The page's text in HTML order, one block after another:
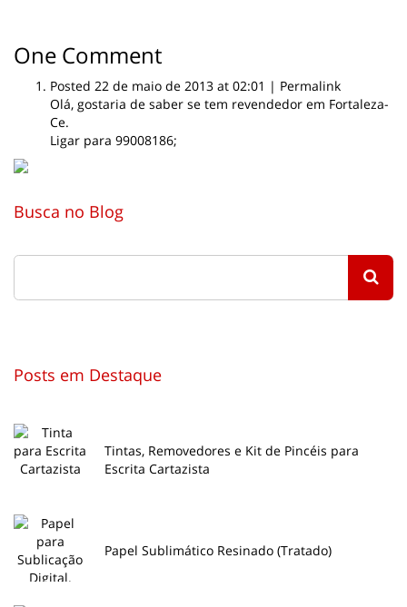
One Comment
Posted 22 de maio de 2013 at 02:01 | Permalink
Olá, gostaria de saber se tem revendedor em Fortaleza-
Ce.
Ligar para 99008186;
Busca no Blog
Posts em Destaque
Tintas, Removedores e Kit de Pincéis para
Escrita Cartazista
Papel Sublimático Resinado (Tratado)